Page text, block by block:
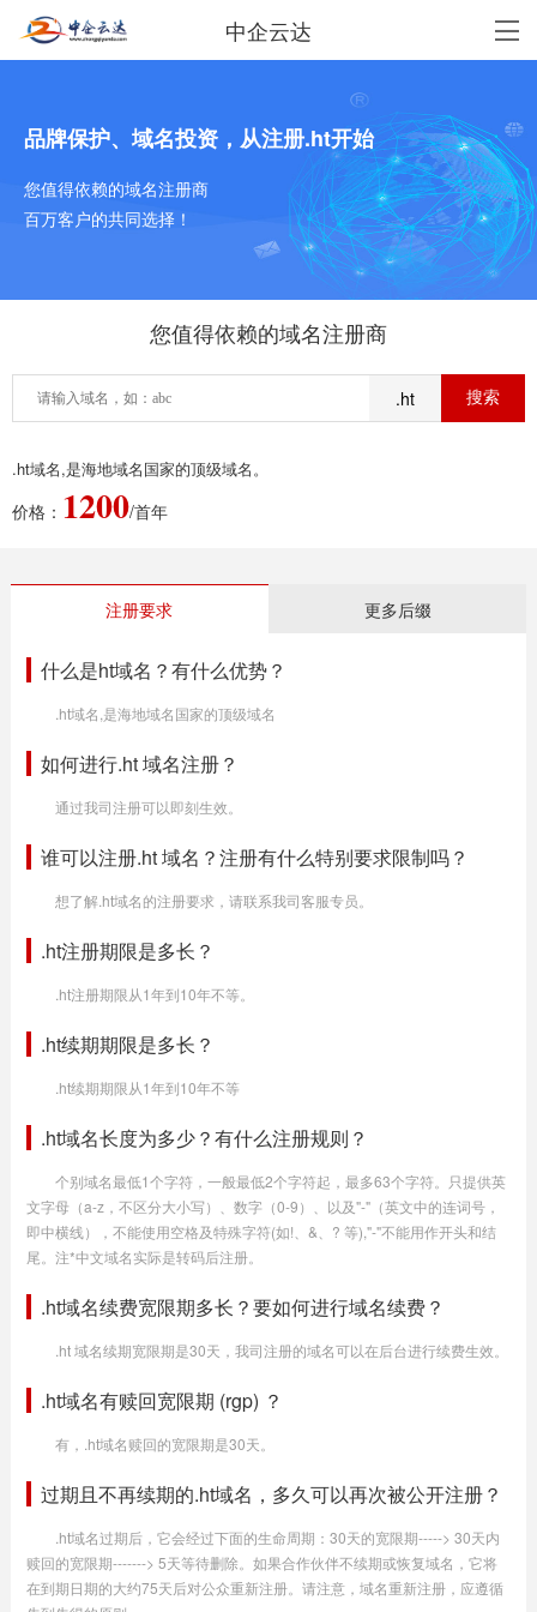
中企云达
品牌保护、域名投资，从注册.ht开始
您值得依赖的域名注册商
百万客户的共同选择！
您值得依赖的域名注册商
.ht
.ht域名,是海地域名国家的顶级域名。
价格： 1200/首年
注册要求 更多后缀
什么是ht域名？有什么优势？
.ht域名,是海地域名国家的顶级域名
如何进行.ht 域名注册？
通过我司注册可以即刻生效。
谁可以注册.ht 域名？注册有什么特别要求限制吗？
想了解.ht域名的注册要求，请联系我司客服专员。
.ht注册期限是多长？
.ht注册期限从1年到10年不等。
.ht续期期限是多长？
.ht续期期限从1年到10年不等
.ht域名长度为多少？有什么注册规则？
个别域名最低1个字符，一般最低2个字符起，最多63个字符。只提供英
文字母（a-z，不区分大小写）、数字（0-9）、以及"-"（英文中的连词号，
即中横线），不能使用空格及特殊字符(如!、&、? 等),"-"不能用作开头和结
尾。注*中文域名实际是转码后注册。
.ht域名续费宽限期多长？要如何进行域名续费？
.ht 域名续期宽限期是30天，我司注册的域名可以在后台进行续费生效。
.ht域名有赎回宽限期 (rgp) ？
有，.ht域名赎回的宽限期是30天。
过期且不再续期的.ht域名，多久可以再次被公开注册？
.ht域名过期后，它会经过下面的生命周期：30天的宽限期-----> 30天内
赎回的宽限期-------> 5天等待删除。如果合作伙伴不续期或恢复域名，它将
在到期日期的大约75天后对公众重新注册。请注意，域名重新注册，应遵循